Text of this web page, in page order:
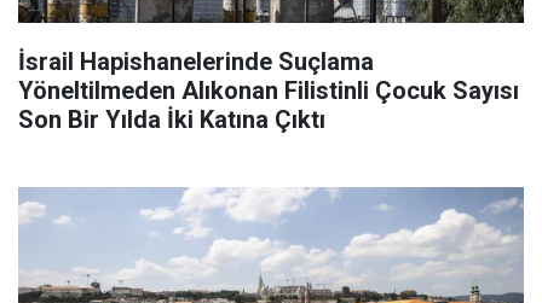
İsrail Hapishanelerinde Suçlama
Yöneltilmeden Alıkonan Filistinli Çocuk Sayısı
Son Bir Yılda İki Katına Çıktı